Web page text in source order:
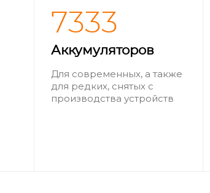
7333
Аккумуляторов
Для современных, а также
для редких, снятых с
производства устройств